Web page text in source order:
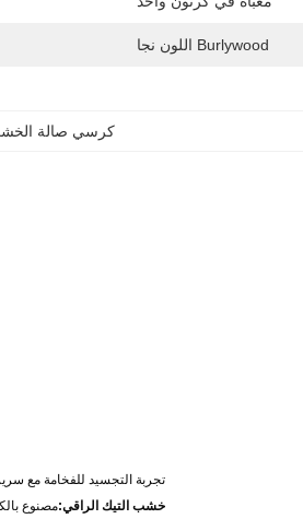
اللون نجا Burlywood
كرسي صالة
تجربة التجسيد للفخامة مع
خشب التيك الراقي:مصنوع